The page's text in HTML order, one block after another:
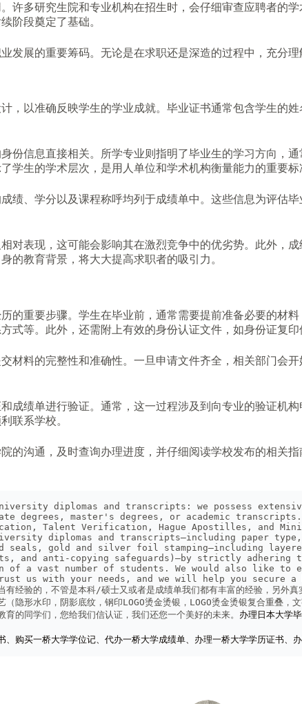
许多研究生院和专业机构在招生时，会仔细审查应聘者的
阶段奠定了基础。
发展的重要筹码。无论是在求职还是深造的过程中，充分
，以准确反映学生的学业成就。毕业证书通常包含学生的
份信息直接相关。所学专业则指明了毕业生的学习方向，
学生的学术层次，是用人单位和学术机构衡量能力的重要标
绩、学分以及课程称呼均列于成绩单中。这些信息为评估
对表现，这可能会影响其在激烈竞争中的优劣势。此外，
的教育背景，将大大提高求职者的吸引力。
的重要步骤。学生在毕业前，通常需要提前准备必要的材
式等。此外，还需附上有效的身份认证文件，如身份证复印
材料的完整性和准确性。一旦申请文件齐全，相关部门会
成绩单进行验证。通常，这一过程涉及到向专业的验证机
联系学校。
的沟通，及时查询办理进度，并仔细阅读学校发布的相关
diplomas and transcripts: we possess
degrees, master's degrees, or academic
Talent Verification, Hague Apostilles, and
diplomas and transcripts—including paper
seals, gold and silver foil stamping—including
and anti-copying safeguards)—by strictly
of a vast number of students. We would also like to
us with your needs, and we will help you secure
经验的，不管是本科/硕士又或者是成绩单我们都有丰富的经验，另外
隐形水印，阴影底纹，钢印LOGO烫金烫银，LOGO烫金烫银复合重叠
的同学们，您给我们信认证，我们还您一个美好的未来。 办理日本大学
购买一桥大学学位记、代办一桥大学成绩单、办理一桥大学学历证书、